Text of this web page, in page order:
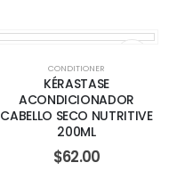
CONDITIONER
KÉRASTASE
ACONDICIONADOR
CABELLO SECO NUTRITIVE
200ML
$62.00